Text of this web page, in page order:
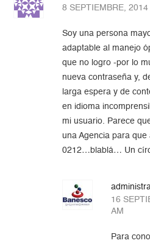
8 SEPTIEMBRE, 2014
Soy una persona
adaptable al manejo
que no logro -por lo
nueva contraseña y,
larga espera y de
en idioma
mi usuario. Parece
una Agencia para que
0212…blablá… Un
16
AM
Para